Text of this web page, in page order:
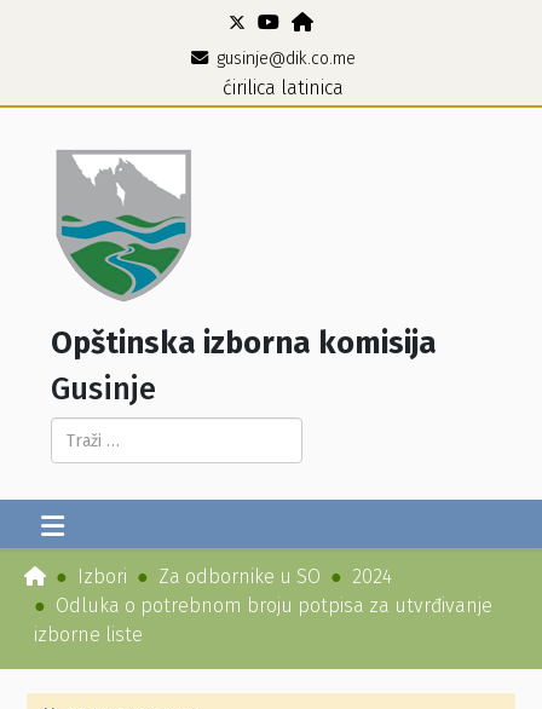
gusinje@dik.co.me
ćirilica latinica
Opštinska izborna komisija
Gusinje
Pretraga...
Izbori Za odbornike u SO
2024
Odluka o potrebnom broju potpisa za utvrđivanje
izborne liste